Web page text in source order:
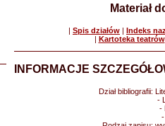
Materiał
| Spis działów | Indeks
| Kartoteka teatrów
INFORMACJE
Dział bibliografii:
-
-
-